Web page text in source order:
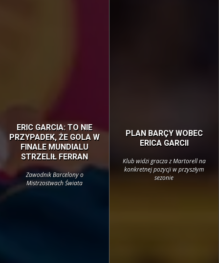
ERIC GARCIA: TO NIE
PRZYPADEK, ŻE GOLA W
FINALE MUNDIALU
STRZELIŁ FERRAN
Zawodnik Barcelony o
Mistrzostwach Świata
PLAN BARÇY WOBEC
ERICA GARCII
Klub widzi gracza z Martorell na
konkretnej pozycji w przyszłym
sezonie